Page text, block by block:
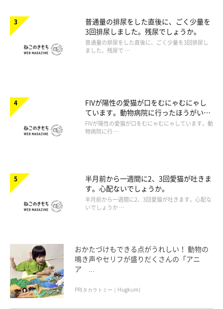
普通量の排尿をした直後に、ごく少量を
3回排尿しました。残尿でしょうか。
普通量の排尿をした直後に、ごく少量を3回排尿し
ました。残尿で …
FIVが陽性の愛猫が口をむにゃむにゃし
ています。動物病院に行ったほうがいい
ですか。
FIVが陽性の愛猫が口をむにゃむにゃしています。動
物病院に行 …
半月前から一週間に2、3回愛猫が吐きま
す。心配ないでしょうか。
半月前から一週間に2、3回愛猫が吐きます。心配な
いでしょうか …
おかたづけもできる点がうれしい！ 動物の
鳴き声やセリフが盛りだくさんの「アニ
ア ...
PR(タカラトミー｜Hugkum)